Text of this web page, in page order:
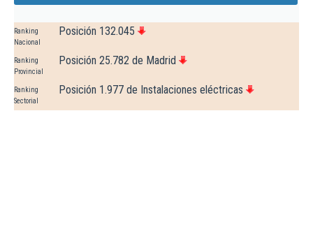
Ranking
Nacional
Posición 132.045
Ranking
Provincial
Posición 25.782 de Madrid
Ranking
Sectorial
Posición 1.977 de Instalaciones eléctricas